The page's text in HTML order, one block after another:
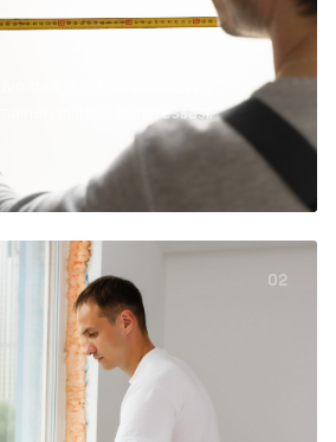
ja olemassa olevien
mittaus kohteessasi.
02